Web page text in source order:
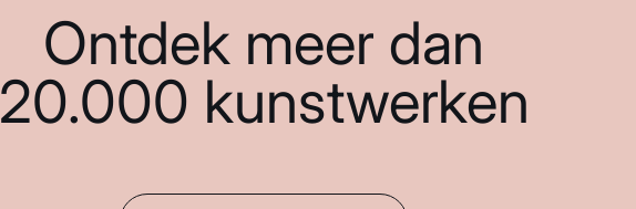
Ontdek meer dan
20.000 kunstwerken